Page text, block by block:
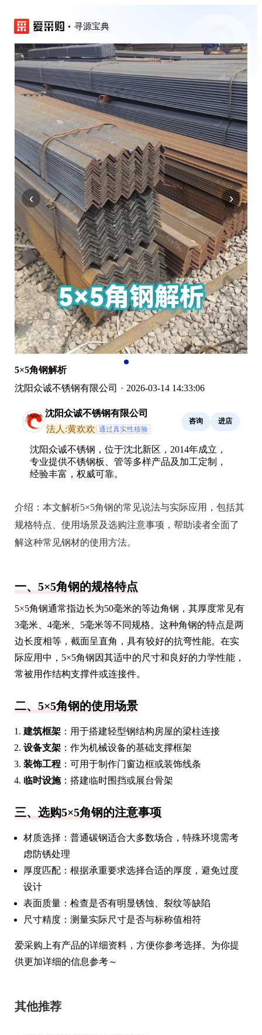
寻源宝典
‹ ›
5×5角钢解析
沈阳众诚不锈钢有限公司 · 2026-03-14 14:33:06
沈阳众诚不锈钢有限公司
法人:黄欢欢 通过真实性核验
咨询 进店
沈阳众诚不锈钢，位于沈北新区，2014年成立，
专业提供不锈钢板、管等多样产品及加工定制，
经验丰富，权威可靠。
介绍： 本文解析5×5角钢的常见说法与实际应用，包括其
规格特点、使用场景及选购注意事项，帮助读者全面了
解这种常见钢材的使用方法。
一、5×5角钢的规格特点
5×5角钢通常指边长为50毫米的等边角钢，其厚度常见有
3毫米、4毫米、5毫米等不同规格。这种角钢的特点是两
边长度相等，截面呈直角，具有较好的抗弯性能。在实
际应用中，5×5角钢因其适中的尺寸和良好的力学性能，
常被用作结构支撑件或连接件。
二、5×5角钢的使用场景
建筑框架 ：用于搭建轻型钢结构房屋的梁柱连接
设备支架 ：作为机械设备的基础支撑框架
装饰工程 ：可用于制作门窗边框或装饰线条
临时设施：搭建临时围挡或展台骨架
三、选购5×5角钢的注意事项
材质选择：普通碳钢适合大多数场合，特殊环境需考
虑防锈处理
厚度匹配：根据承重要求选择合适的厚度，避免过度
设计
表面质量：检查是否有明显锈蚀、裂纹等缺陷
尺寸精度：测量实际尺寸是否与标称值相符
爱采购上有产品的详细资料，方便你参考选择。为你提
供更加详细的信息参考～
其他推荐